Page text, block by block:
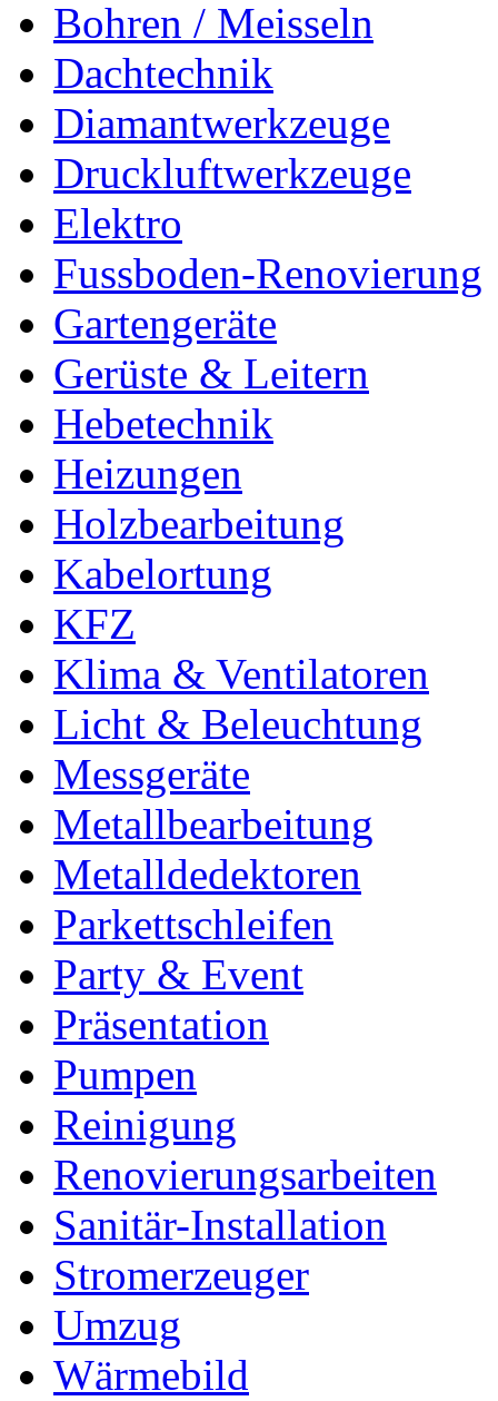
Bohren / Meisseln
Dachtechnik
Diamantwerkzeuge
Druckluftwerkzeuge
Elektro
Fussboden-Renovierung
Gartengeräte
Gerüste & Leitern
Hebetechnik
Heizungen
Holzbearbeitung
Kabelortung
KFZ
Klima & Ventilatoren
Licht & Beleuchtung
Messgeräte
Metallbearbeitung
Metalldedektoren
Parkettschleifen
Party & Event
Präsentation
Pumpen
Reinigung
Renovierungsarbeiten
Sanitär-Installation
Stromerzeuger
Umzug
Wärmebild